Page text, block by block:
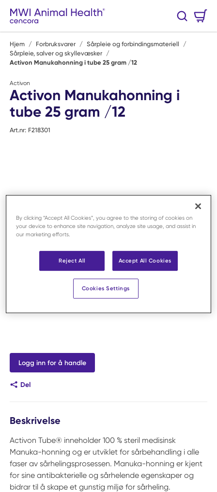
Hopp til hovedinnhold
Søk
Hjem / Forbruksvarer / Sårpleie og forbindingsmateriell
/
Sårpleie, salver og skyllevæsker /
Activon Manukahonning i tube 25 gram /12
Activon
Activon Manukahonning i
tube 25 gram /12
Art.nr: F218301
Logg inn for å handle
Del
Beskrivelse
Activon Tube® inneholder 100 % steril medisinsk
Manuka-honning og er utviklet for sårbehandling i alle
faser av sårhelingsprosessen. Manuka-honning er kjent
for sine antibakterielle og sårhelende egenskaper og
bidrar til å skape et gunstig miljø for sårheling.
By clicking “Accept All Cookies”, you agree to the storing of cookies on
your device to enhance site navigation, analyze site usage, and assist in
our marketing efforts.
Reject All Accept All Cookies
Cookies Settings